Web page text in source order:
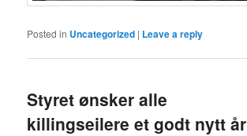
Posted in Uncategorized | Leave a reply
Styret ønsker alle
killingseilere et godt nytt år